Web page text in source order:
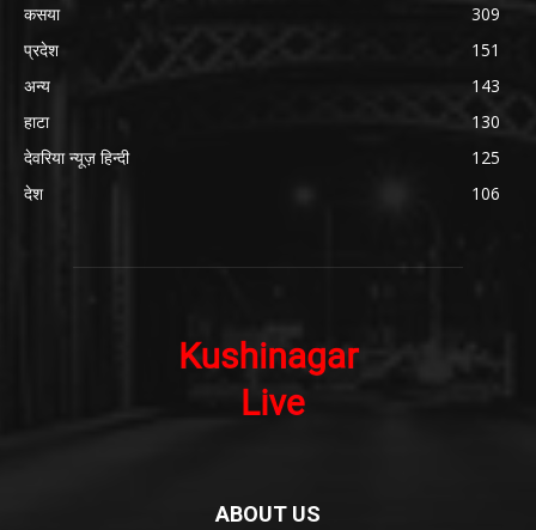
कसया
309
प्रदेश
151
अन्य
143
हाटा
130
देवरिया न्यूज़ हिन्दी
125
देश
106
ABOUT US